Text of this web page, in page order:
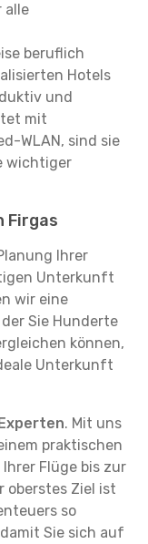
alle
beruflich
Hotels
und
mit
WLAN, sind sie
wichtiger
Firgas
Ihrer
Unterkunft
wir eine
Sie Hunderte
können,
Unterkunft
. Mit uns
praktischen
Flüge bis zur
oberstes Ziel ist
so
Sie sich auf